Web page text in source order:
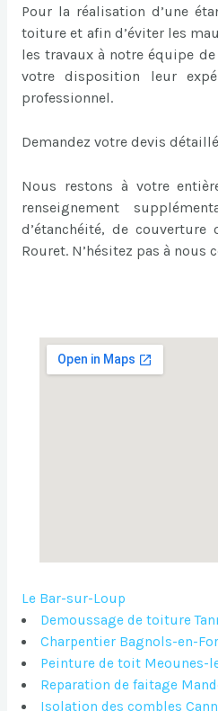
Pour la réalisation d’une
toiture et afin d’éviter les
les travaux à notre équipe
votre disposition leur
professionnel.
Demandez votre devis
Nous restons à votre
renseignement
d’étanchéité, de
Rouret. N’hésitez pas à nous
Le Bar-sur-Loup
Demoussage de toiture
Charpentier Bagnols-en-
Peinture de toit Meounes-
Reparation de faitage
Isolation des combles